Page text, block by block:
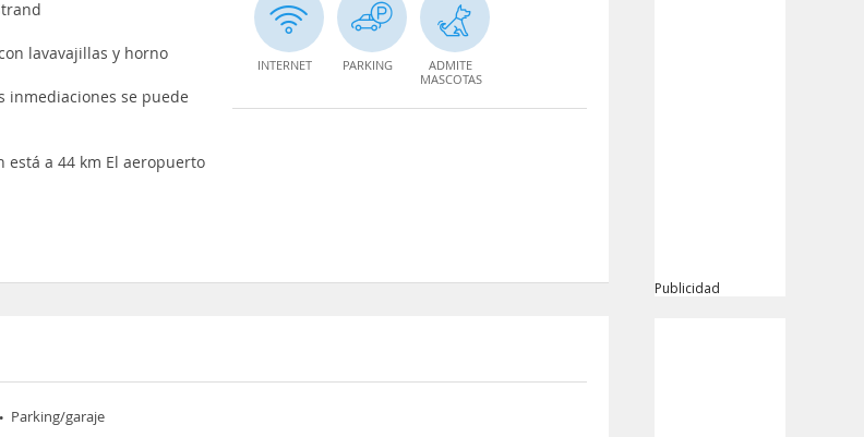
lavavajillas y horno
inmediaciones se puede
está a 44 km El aeropuerto
INTERNET PARKING
ADMITE
MASCOTAS
Parking/garaje
Publicidad